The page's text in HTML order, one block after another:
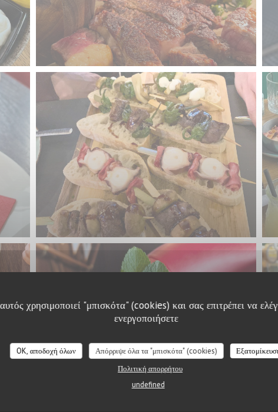
χρησιμοποιεί "μπισκότα" (cookies) και σας επιτρέπει να
ενεργοποιήσετε
OK, αποδοχή όλων Απόρριψε όλα τα "μπισκότα" (cookies)
Πολιτική απορρήτου
undefined